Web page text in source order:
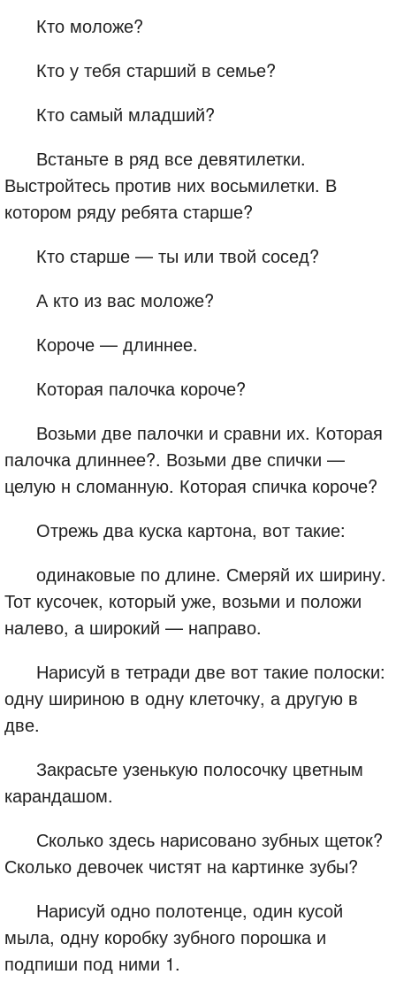
Кто моложе?
Кто у тебя старший в семье?
Кто самый младший?
Встаньте в ряд все девятилетки.
Выстройтесь против них восьмилетки. В
котором ряду ребята старше?
Кто старше — ты или твой сосед?
А кто из вас моложе?
Короче — длиннее.
Которая палочка короче?
Возьми две палочки и сравни их. Которая
палочка длиннее?. Возьми две спички —
целую н сломанную. Которая спичка короче?
Отрежь два куска картона, вот такие:
одинаковые по длине. Смеряй их ширину.
Тот кусочек, который уже, возьми и положи
налево, а широкий — направо.
Нарисуй в тетради две вот такие полоски:
одну шириною в одну клеточку, а другую в
две.
Закрасьте узенькую полосочку цветным
карандашом.
Сколько здесь нарисовано зубных щеток?
Сколько девочек чистят на картинке зубы?
Нарисуй одно полотенце, один кусой
мыла, одну коробку зубного порошка и
подпиши под ними 1.